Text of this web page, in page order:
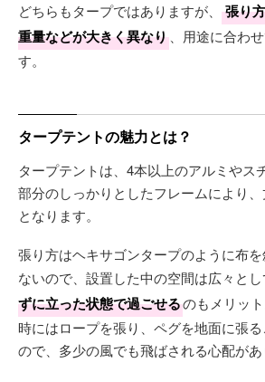
どちらもタープではありますが、
張り
重量などが大きく異なり 、用途に合わ
す。
タープテントの魅力とは？
タープテントは、4本以上のアルミやス
部分のしっかりとしたフレームにより
となります。
張り方はヘキサゴンタープのように布
ないので、設置した中の空間は広々とし
ずに立った状態で過ごせるのもメリッ
時にはロープを張り、ペグを地面に張
ので、多少の風でも飛ばされる心配があ